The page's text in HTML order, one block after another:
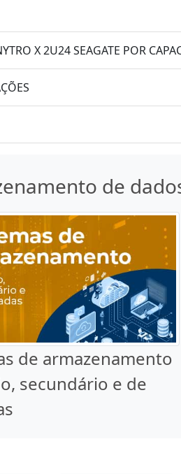
X 2U24 SEAGATE POR
de
de armazenamento
secundário e de